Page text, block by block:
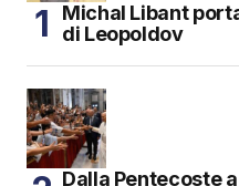
Michal Libant
di Leopoldov
Dalla Pentecoste